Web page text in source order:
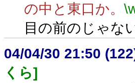
の中と東口か。
目の前のじゃな
04/04/30 21:50
くら]